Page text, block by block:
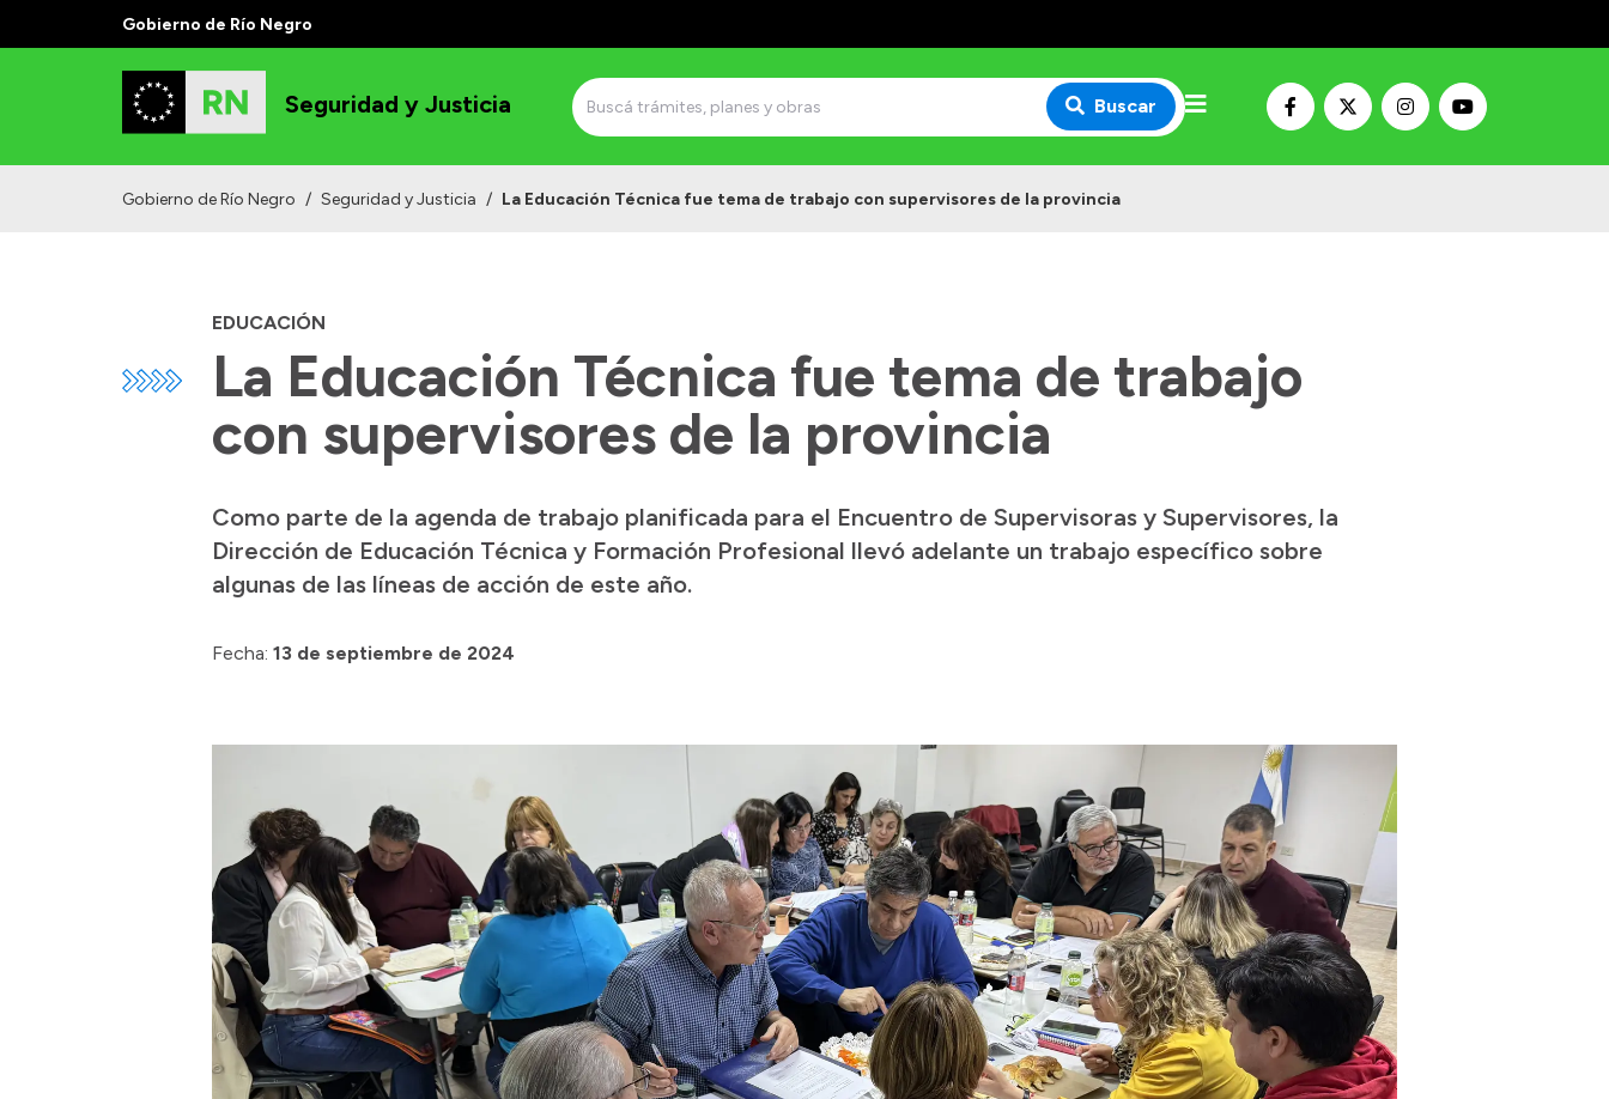
Gobierno de Río Negro
Seguridad y Justicia Buscar
Gobierno de Río Negro / Seguridad y Justicia / La Educación Técnica fue tema de trabajo con supervisores de la provincia
EDUCACIÓN
La Educación Técnica fue tema de trabajo
con supervisores de la provincia
Como parte de la agenda de trabajo planificada para el Encuentro de Supervisoras y Supervisores, la
Dirección de Educación Técnica y Formación Profesional llevó adelante un trabajo específico sobre
algunas de las líneas de acción de este año.
Fecha: 13 de septiembre de 2024